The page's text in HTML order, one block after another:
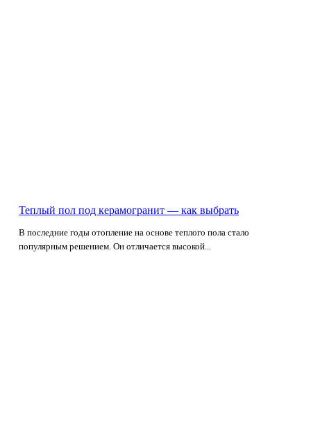
Теплый пол под керамогранит — как выбрать
В последние годы отопление на основе теплого пола стало
популярным решением. Он отличается высокой...